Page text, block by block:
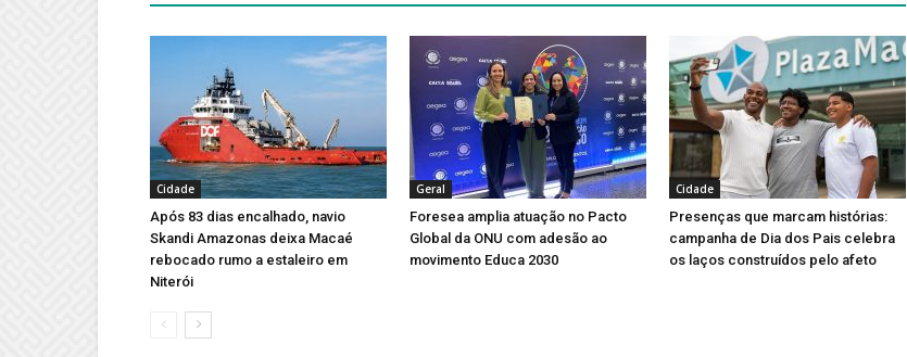
Cidade
Após 83 dias encalhado, navio
Skandi Amazonas deixa Macaé
rebocado rumo a estaleiro em
Niterói
Geral
Foresea amplia atuação no Pacto
Global da ONU com adesão ao
movimento Educa 2030
Cidade
Presenças que marcam histórias:
campanha de Dia dos Pais celebra
os laços construídos pelo afeto